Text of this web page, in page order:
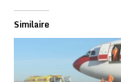
Similaire